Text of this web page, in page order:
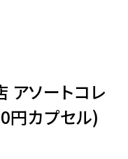
アソートコレ
円カプセル)